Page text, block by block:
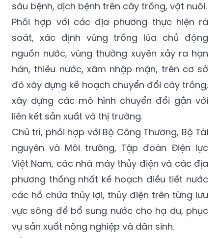
kiệm nước để đối phó với tình trạng nắng
nóng và khô hạn kéo dài; chỉ đạo phòng trừ
sâu bệnh, dịch bệnh trên cây trồng, vật nuôi.
Phối hợp với các địa phương thực hiện rà
soát, xác định vùng trồng lúa chủ động
nguồn nước, vùng thường xuyên xảy ra hạn
hán, thiếu nước, xâm nhập mặn, trên cơ sở
đó xây dựng kế hoạch chuyển đổi cây trồng,
xây dựng các mô hình chuyển đổi gắn với
liên kết sản xuất và thị trường.
Chủ trì, phối hợp với Bộ Công Thương, Bộ Tài
nguyên và Môi trường, Tập đoàn Điện lực
Việt Nam, các nhà máy thủy điện và các địa
phương thống nhất kế hoạch điều tiết nước
các hồ chứa thủy lợi, thủy điện trên từng lưu